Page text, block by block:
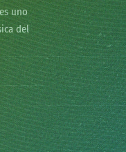
uno
del